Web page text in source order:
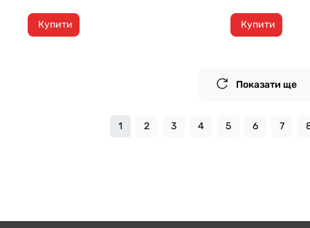
Купити Купити
Показати ще
1 2 3 4 5 6 7